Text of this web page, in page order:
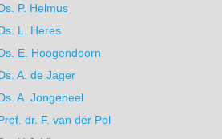
P. Helmus
L. Heres
E. Hoogendoorn
A. de Jager
A. Jongeneel
dr. F. van der Pol